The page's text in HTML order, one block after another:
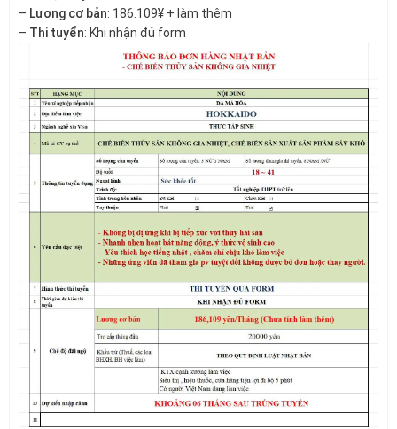
– Lương cơ bản: 186.109¥ + làm thêm
– Thi tuyển: Khi nhận đủ form